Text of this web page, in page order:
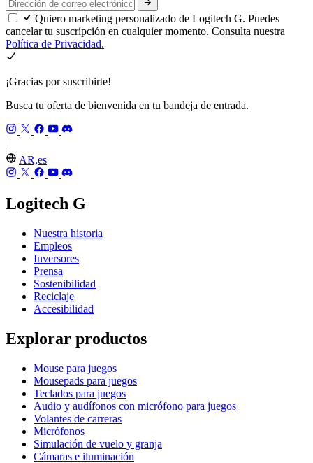
Quiero marketing personalizado de Logitech G. Puedes
cancelar tu suscripción en cualquier momento. Consulta nuestra
Política de Privacidad.
¡Gracias por suscribirte!
Busca tu oferta de bienvenida en tu bandeja de entrada.
AR,es
Logitech G
Nuestra historia
Empleos
Inversores
Prensa
Sostenibilidad
Reciclaje
Accesibilidad
Explorar productos
Mouse para juegos
Mousepads para juegos
Teclados para juegos
Audio y audífonos con micrófono para juegos
Volantes de carreras
Micrófonos
Simulación de vuelo y granja
Cámaras e iluminación